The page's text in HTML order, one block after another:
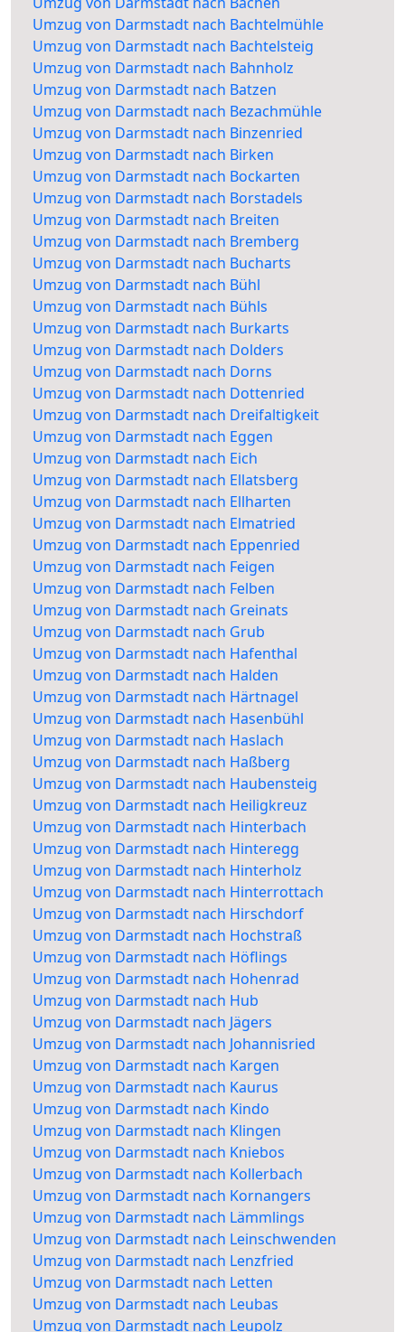
Umzug von Darmstadt nach Bachtelmühle
Umzug von Darmstadt nach Bachtelsteig
Umzug von Darmstadt nach Bahnholz
Umzug von Darmstadt nach Batzen
Umzug von Darmstadt nach Bezachmühle
Umzug von Darmstadt nach Binzenried
Umzug von Darmstadt nach Birken
Umzug von Darmstadt nach Bockarten
Umzug von Darmstadt nach Borstadels
Umzug von Darmstadt nach Breiten
Umzug von Darmstadt nach Bremberg
Umzug von Darmstadt nach Bucharts
Umzug von Darmstadt nach Bühl
Umzug von Darmstadt nach Bühls
Umzug von Darmstadt nach Burkarts
Umzug von Darmstadt nach Dolders
Umzug von Darmstadt nach Dorns
Umzug von Darmstadt nach Dottenried
Umzug von Darmstadt nach Dreifaltigkeit
Umzug von Darmstadt nach Eggen
Umzug von Darmstadt nach Eich
Umzug von Darmstadt nach Ellatsberg
Umzug von Darmstadt nach Ellharten
Umzug von Darmstadt nach Elmatried
Umzug von Darmstadt nach Eppenried
Umzug von Darmstadt nach Feigen
Umzug von Darmstadt nach Felben
Umzug von Darmstadt nach Greinats
Umzug von Darmstadt nach Grub
Umzug von Darmstadt nach Hafenthal
Umzug von Darmstadt nach Halden
Umzug von Darmstadt nach Härtnagel
Umzug von Darmstadt nach Hasenbühl
Umzug von Darmstadt nach Haslach
Umzug von Darmstadt nach Haßberg
Umzug von Darmstadt nach Haubensteig
Umzug von Darmstadt nach Heiligkreuz
Umzug von Darmstadt nach Hinterbach
Umzug von Darmstadt nach Hinteregg
Umzug von Darmstadt nach Hinterholz
Umzug von Darmstadt nach Hinterrottach
Umzug von Darmstadt nach Hirschdorf
Umzug von Darmstadt nach Hochstraß
Umzug von Darmstadt nach Höflings
Umzug von Darmstadt nach Hohenrad
Umzug von Darmstadt nach Hub
Umzug von Darmstadt nach Jägers
Umzug von Darmstadt nach Johannisried
Umzug von Darmstadt nach Kargen
Umzug von Darmstadt nach Kaurus
Umzug von Darmstadt nach Kindo
Umzug von Darmstadt nach Klingen
Umzug von Darmstadt nach Kniebos
Umzug von Darmstadt nach Kollerbach
Umzug von Darmstadt nach Kornangers
Umzug von Darmstadt nach Lämmlings
Umzug von Darmstadt nach Leinschwenden
Umzug von Darmstadt nach Lenzfried
Umzug von Darmstadt nach Letten
Umzug von Darmstadt nach Leubas
Umzug von Darmstadt nach Leupolz